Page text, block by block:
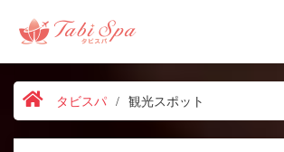
タビスパ / 観光スポット